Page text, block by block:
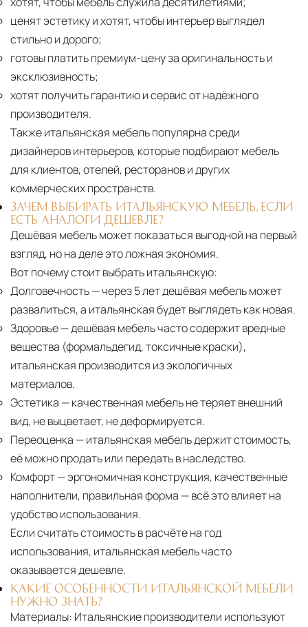
ценят эстетику и хотят, чтобы интерьер выглядел
стильно и дорого;
готовы платить премиум-цену за оригинальность и
эксклюзивность;
хотят получить гарантию и сервис от надёжного
производителя.
Также итальянская мебель популярна среди
дизайнеров интерьеров, которые подбирают мебель
для клиентов, отелей, ресторанов и других
коммерческих пространств.
ЗАЧЕМ ВЫБИРАТЬ ИТАЛЬЯНСКУЮ МЕБЕЛЬ, ЕСЛИ
ЕСТЬ АНАЛОГИ ДЕШЕВЛЕ?
Дешёвая мебель может показаться выгодной на первый
взгляд, но на деле это ложная экономия.
Вот почему стоит выбрать итальянскую:
Долговечность— через 5 лет дешёвая мебель может
развалиться, а итальянская будет выглядеть как новая.
Здоровье— дешёвая мебель часто содержит вредные
вещества (формальдегид, токсичные краски),
итальянская производится из экологичных
материалов.
Эстетика — качественная мебель не теряет внешний
вид, не выцветает, не деформируется.
Переоценка — итальянская мебель держит стоимость,
её можно продать или передать в наследство.
Комфорт— эргономичная конструкция, качественные
наполнители, правильная форма — всё это влияет на
удобство использования.
Если считать стоимость в расчёте на год
использования, итальянская мебель часто
оказывается дешевле.
КАКИЕ ОСОБЕННОСТИ ИТАЛЬЯНСКОЙ МЕБЕЛИ
НУЖНО ЗНАТЬ?
Материалы: Итальянские производители используют